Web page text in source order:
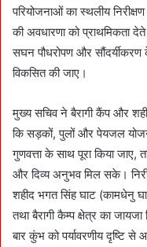
परियोजनाओं का स्थलीय निरीक्षण
की अवधारणा को प्राथमिकता देते
सघन पौधरोपण और सौंदर्यीकरण
विकसित की जाए।
मुख्य सचिव ने बैरागी कैंप और
कि सड़कों, पुलों और पेयजल
गुणवत्ता के साथ पूरा किया
और दिव्य अनुभव मिल सके।
शहीद भगत सिंह घाट (कामधेनु
तथा बैरागी कैम्प क्षेत्र का
बार कुंभ को पर्यावरणीय दृष्टि